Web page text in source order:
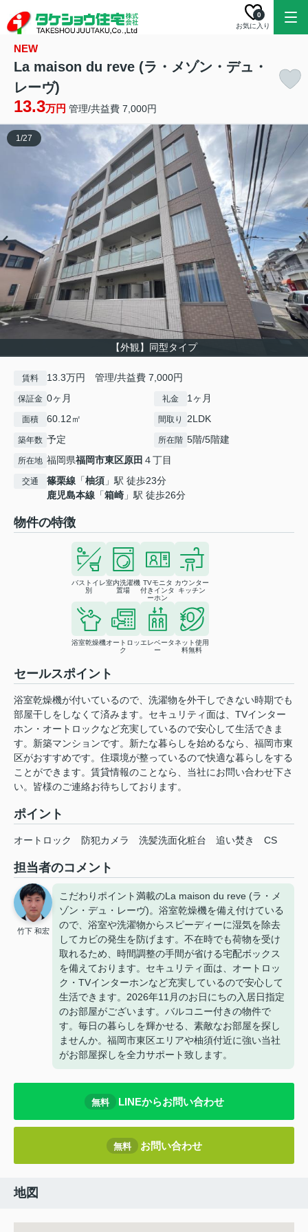
お気に入り
0
NEW
La maison du reve (ラ・メゾン・デュ・
レーヴ)
13.3万円 管理/共益費 7,000円
【外観】同型タイプ
1/27
賃料 13.3万円 管理/共益費 7,000円
保証金 0ヶ月 礼金 1ヶ月
面積 60.12㎡ 間取り 2LDK
築年数 予定 所在階 5階/5階建
所在地 福岡県福岡市東区原田 ４丁目
交通 篠栗線 「柚須 」駅 徒歩23分
鹿児島本線 「箱崎 」駅 徒歩26分
物件の特徴
バストイレ
別
室内洗濯機
置場
TVモニタ
付きインタ
ーホン
カウンター
キッチン
浴室乾燥機オートロッ
ク
エレベータ
ー
ネット使用
料無料
セールスポイント
浴室乾燥機が付いているので、洗濯物を外干しできない時期でも
部屋干しをしなくて済みます。セキュリティ面は、TVインター
ホン・オートロックなど充実しているので安心して生活できま
す。新築マンションです。新たな暮らしを始めるなら、福岡市東
区がおすすめです。住環境が整っているので快適な暮らしをする
ことができます。賃貸情報のことなら、当社にお問い合わせ下さ
い。皆様のご連絡お待ちしております。
ポイント
オートロック 防犯カメラ 洗髪洗面化粧台 追い焚き CS
担当者のコメント
竹下 和宏
こだわりポイント満載のLa maison du reve (ラ・メ
ゾン・デュ・レーヴ)。浴室乾燥機を備え付けている
ので、浴室や洗濯物からスピーディーに湿気を除去
してカビの発生を防げます。不在時でも荷物を受け
取れるため、時間調整の手間が省ける宅配ボックス
を備えております。セキュリティ面は、オートロッ
ク・TVインターホンなど充実しているので安心して
生活できます。2026年11月のお日にちの入居日指定
のお部屋がございます。バルコニー付きの物件で
す。毎日の暮らしを輝かせる、素敵なお部屋を探し
ませんか。福岡市東区エリアや柚須付近に強い当社
がお部屋探しを全力サポート致します。
無料 LINEからお問い合わせ
無料 お問い合わせ
地図